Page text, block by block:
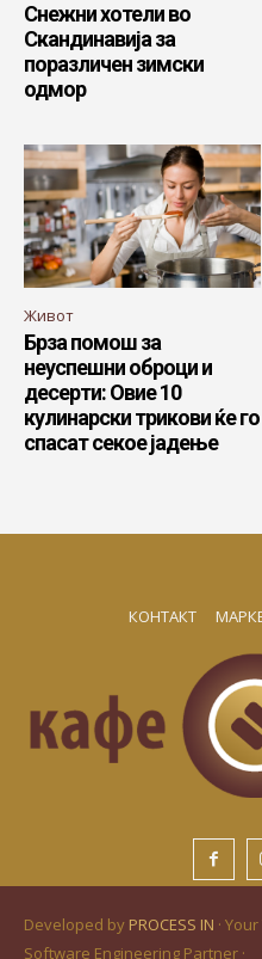
Снежни хотели во
Скандинавија за
поразличен зимски
одмор
Живот
Брза помош за
неуспешни оброци и
десерти: Овие 10
кулинарски трикови ќе го
спасат секое јадење
КОНТАКТ
Developed by PROCESS IN ·
Software Engineering Partner ·